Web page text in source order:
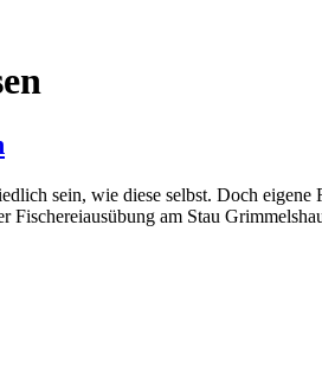
sein, wie diese selbst. Doch
am Stau